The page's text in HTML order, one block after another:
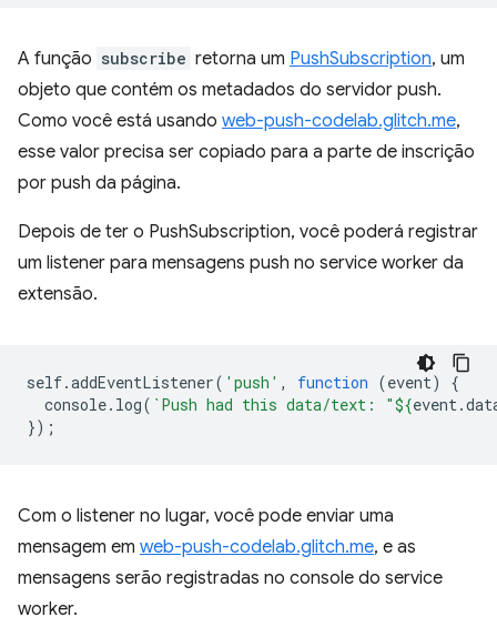
A função subscribe retorna um PushSubscription, um
objeto que contém os metadados do servidor push.
Como você está usando web-push-codelab.glitch.me,
esse valor precisa ser copiado para a parte de inscrição
por push da página.
Depois de ter o PushSubscription, você poderá registrar
um listener para mensagens push no service worker da
extensão.
self.addEventListener( 'push' , function (event)
{
console. log( `Push had this data/text: "${event.
});
Com o listener no lugar, você pode enviar uma
mensagem em web-push-codelab.glitch.me, e as
mensagens serão registradas no console do service
worker.